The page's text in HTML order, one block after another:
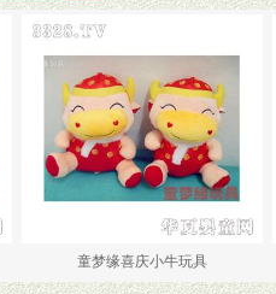
童梦缘喜庆小牛玩具